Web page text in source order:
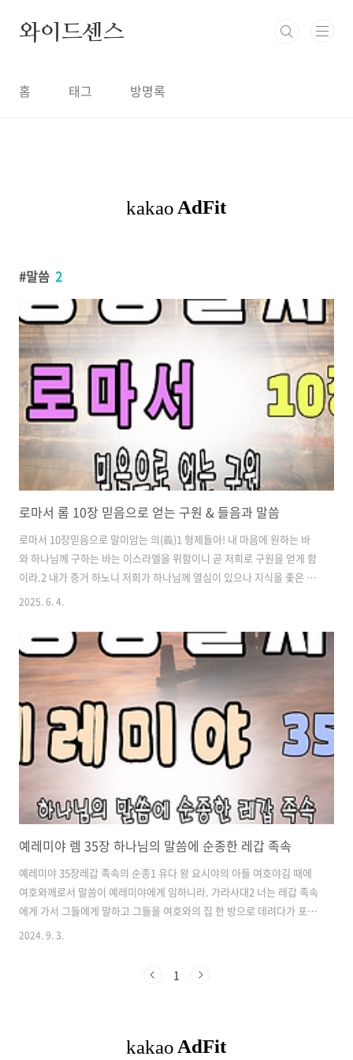
와이드센스
홈 태그 방명록
말씀 2
로마서 롬 10장 믿음으로 얻는 구원 & 들음과 말씀
로마서 10장믿음으로 말미암는 의(義)1 형제들아! 내 마음에 원하는 바
와 하나님께 구하는 바는 이스라엘을 위함이니 곧 저희로 구원을 얻게 함
이라.2 내가 증거 하노니 저희가 하나님께 열심이 있으나 지식을 좇은 것
이 아니라3 하나님의 의를 모르고 자기 의를 세우려고 힘써 하나님의 의
위하여 율법의 마침이 되시니라.5 모세가 기록하되 율법으로 말미암는
의를 행하는 사람은 그 의로 살리라 하였거니와6 믿음으로 말미암는 의
는 이같이 말하되 네 마음에 누가 하늘에 올라가겠느냐 하지 말라 하니
올라가겠느냐 함은 그리스도를 모셔 내리려는 것이요.7 혹 누가 음부에
내려가겠느냐 하지 말라 하니 내려가겠느냐 함은 그리스도를 죽은 자 가
운데서 모셔 올리..
2025. 6. 4.
예레미야 렘 35장 하나님의 말씀에 순종한 레갑 족속
예레미야 35장레갑 족속의 순종1 유다 왕 요시야의 아들 여호야김 때에
여호와께로서 말씀이 예레미야에게 임하니라. 가라사대2 너는 레갑 족속
에게 가서 그들에게 말하고 그들을 여호와의 집 한 방으로 데려다가 포도
주를 마시우라.3 이에 내가 하바시냐의 손자요, 예레미야의 아들인 야아
이르러 익다랴의 아들 하나님의 사람 하난의 아들들의 방에 들렀는데 그
의 아들 우리 선조 요나답이 우리에게 명하여 이르기를 너희와 너희 자손
2024. 9. 3.
1